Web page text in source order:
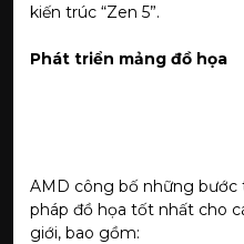
kiến trúc “Zen 5”.
Phát triển mảng đồ họa
AMD công bố những bước
pháp đồ họa tốt nhất cho
giới, bao gồm: